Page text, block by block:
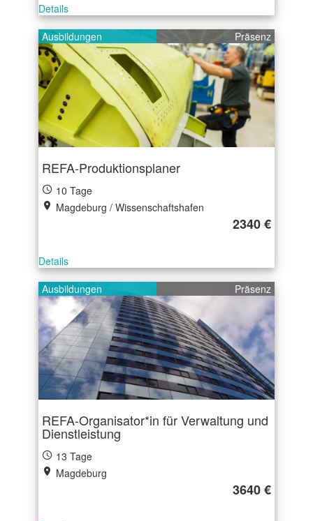
Details
Ausbildungen
Präsenz
REFA-Produktionsplaner
10 Tage
Magdeburg / Wissenschaftshafen
2340 €
Details
Ausbildungen
Präsenz
REFA-Organisator*in für Verwaltung und
Dienstleistung
13 Tage
Magdeburg
3640 €